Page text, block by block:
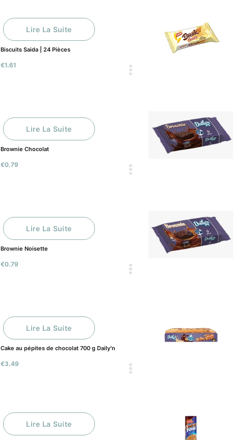
€1.61
Biscuits Saida | 24 Pièces
Lire La Suite
€0.79
Brownie Chocolat
Lire La Suite
€0.79
Brownie Noisette
Lire La Suite
€3.49
Cake au pépites de chocolat 700 g Daily’n
Lire La Suite
Lire La Suite